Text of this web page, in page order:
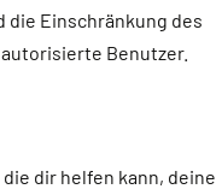
Einschränkung des
Benutzer.
dir helfen kann, deine